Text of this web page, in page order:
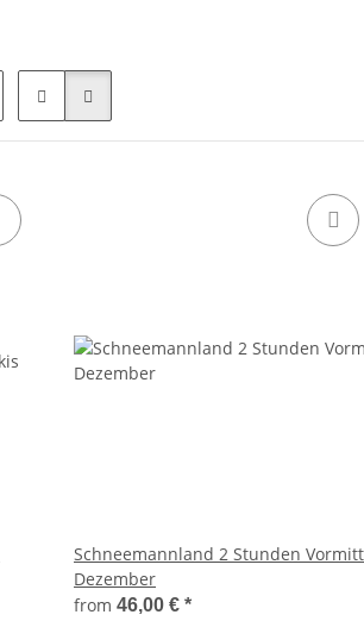
Schneemannland 2 Stunden
Dezember
from 46,00 € *